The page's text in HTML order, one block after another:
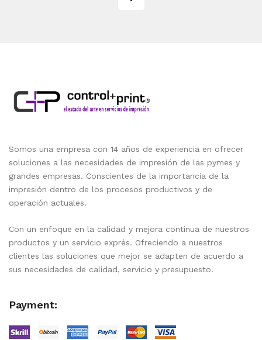
Somos una empresa con 14 años de experiencia en ofrecer
soluciones a las necesidades de impresión de las pymes y
grandes empresas. Conscientes de la importancia de la
impresión dentro de los procesos productivos y de
operación actuales.
Con un enfoque en la calidad y mejora continua de nuestros
productos y un servicio exprés. Ofreciendo a nuestros
clientes las soluciones que mejor se adapten de acuerdo a
sus necesidades de calidad, servicio y presupuesto.
Payment: